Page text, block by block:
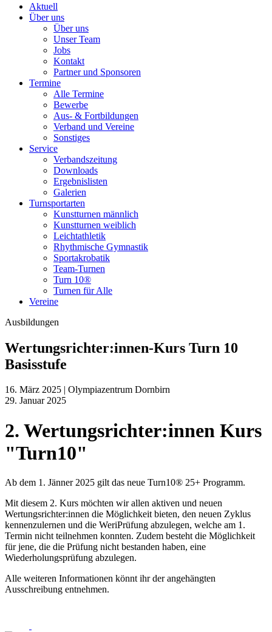
Aktuell
Über uns
Über uns
Unser Team
Jobs
Kontakt
Partner und Sponsoren
Termine
Alle Termine
Bewerbe
Aus- & Fortbildungen
Verband und Vereine
Sonstiges
Service
Verbandszeitung
Downloads
Ergebnislisten
Galerien
Turnsportarten
Kunstturnen männlich
Kunstturnen weiblich
Leichtathletik
Rhythmische Gymnastik
Sportakrobatik
Team-Turnen
Turn 10®
Turnen für Alle
Vereine
Ausbildungen
Wertungsrichter:innen-Kurs Turn 10
Basisstufe
16. März 2025 | Olympiazentrum Dornbirn
29. Januar 2025
2. Wertungsrichter:innen Kurs
"Turn10"
Ab dem 1. Jänner 2025 gilt das neue Turn10® 25+ Programm.
Mit diesem 2. Kurs möchten wir allen aktiven und neuen
Wertungsrichter:innen die Möglichkeit bieten, den neuen Zyklus
kennenzulernen und die WeriPrüfung abzulegen, welche am 1.
Termin nicht teilnehmen konnten. Zudem besteht die Möglichkeit
für jene, die die Prüfung nicht bestanden haben, eine
Wiederholungsprüfung abzulegen.
Alle weiteren Informationen könnt ihr der angehängten
Ausschreibung entnehmen.